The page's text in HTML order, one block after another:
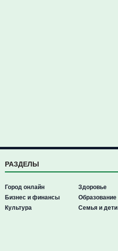
РАЗДЕЛЫ
Город онлайн
Бизнес и финансы
Культура
Здоровье
Образование
Семья и дети